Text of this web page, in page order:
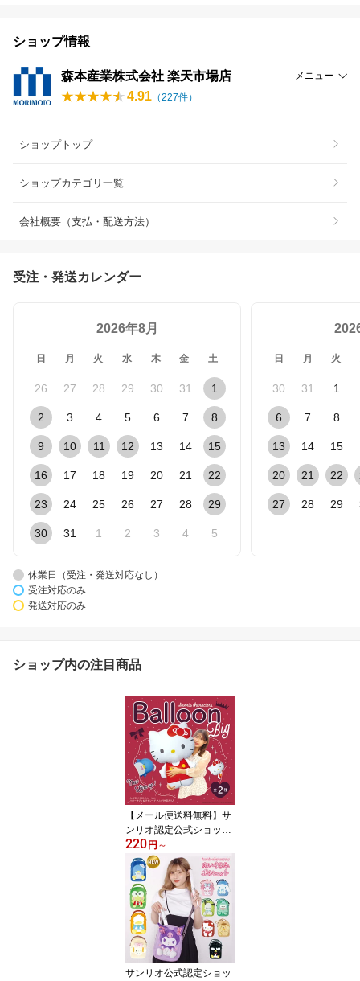
ショップ情報
森本産業株式会社 楽天市場店 メニュー
4.91 （227件）
ショップトップ
ショップカテゴリ一覧
会社概要（支払・配送方法）
受注・発送カレンダー
2026年8月
日 月 火 水 木 金 土
26 27 28 29 30 31 1
2 3 4 5 6 7 8
9 10 11 12 13 14 15
16 17 18 19 20 21 22
23 24 25 26 27 28 29
30 31 1 2 3 4 5
日 月 火
30 31 1
6 7 8
13 14 15
20 21 22
27 28 29
休業日（受注・発送対応なし）
受注対応のみ
発送対応のみ
ショップ内の注目商品
【メール便送料無料】サ
ンリオ認定公式ショップ
☆サンリオキャラクター
ズ ダイカットバルーン
風船 クロミ マイメロデ
ィ シナモロール ポチャ
ッコ ハンギョドン ポム
ポムプリン ハローキティ
タキシードサム キャラク
ター グッズ
220 円 ～
サンリオ公式認定ショッ